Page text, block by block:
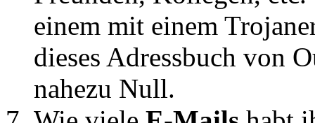
einem mit einem
dieses Adressbuch von
nahezu Null.